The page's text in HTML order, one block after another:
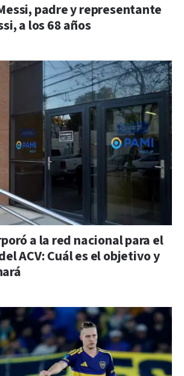
padre y representante
a los 68 años
a la red nacional para el
ACV: Cuál es el objetivo y